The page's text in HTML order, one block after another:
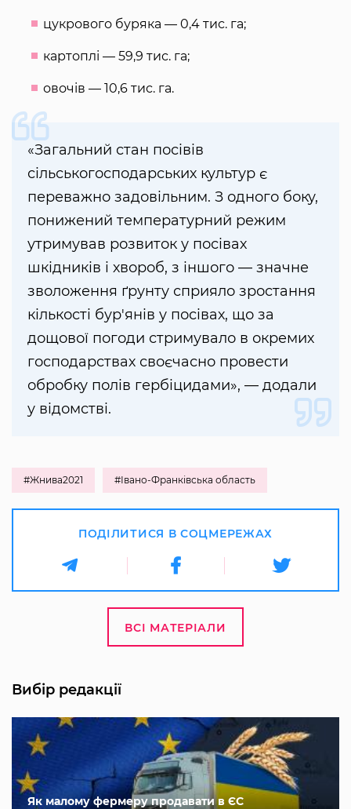
цукрового буряка — 0,4 тис. га;
картоплі — 59,9 тис. га;
овочів — 10,6 тис. га.
«Загальний стан посівів
сільськогосподарських культур є
переважно задовільним. З одного боку,
понижений температурний режим
утримував розвиток у посівах
шкідників і хвороб, з іншого — значне
зволоження ґрунту сприяло зростання
кількості бур'янів у посівах, що за
дощової погоди стримувало в окремих
господарствах своєчасно провести
обробку полів гербіцидами», — додали
у відомстві.
#Жнива2021 #Івано-Франківська область
ПОДІЛИТИСЯ В СОЦМЕРЕЖАХ
ВСІ МАТЕРІАЛИ
Вибір редакції
Як малому фермеру продавати в ЄС